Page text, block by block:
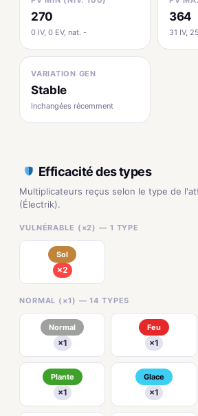
270
0 IV, 0 EV, nat. -
364
31 IV,
VARIATION GEN
Stable
Inchangées récemment
Efficacité des types
Multiplicateurs reçus selon le type de
(Électrik).
VULNÉRABLE (×2) — 1 TYPE
Sol
×2
NORMAL (×1) — 14 TYPES
Normal
×1
Feu
×1
Plante
×1
Glace
×1